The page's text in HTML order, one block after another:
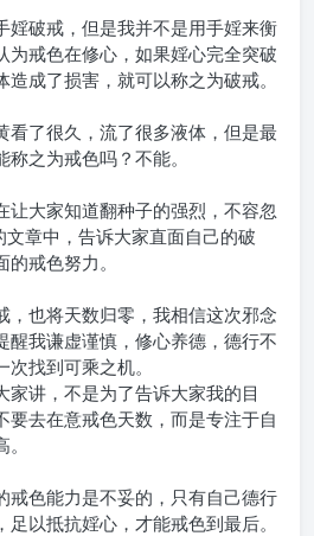
婬破戒，但是我并不是用手婬来衡
为戒色在修心，如果婬心完全突破
成了损害，就可以称之为破戒。
看了很久，流了很多液体，但是最
之为戒色吗？不能。
让大家知道翻种子的强烈，不容忽
章中，告诉大家直面自己的破
戒色努力。
，也将天数归零，我相信这次邪念
醒我谦虚谨慎，修心养德，德行不
找到可乘之机。
家讲，不是为了告诉大家我的目
要去在意戒色天数，而是专注于自
戒色能力是不妥的，只有自己德行
以抵抗婬心，才能戒色到最后。